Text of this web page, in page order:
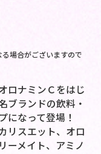
場合がございますので
ロナミンＣをはじ
ブランドの飲料・
になって登場！
リスエット、オロ
ーメイト、アミノ